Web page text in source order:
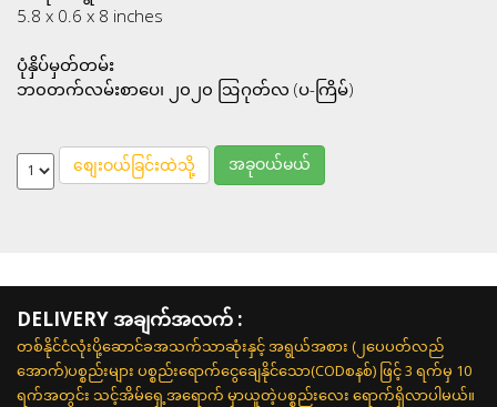
5.8 x 0.6 x 8 inches
ပုံနှိပ်မှတ်တမ်း
ဘ၀တက်လမ်းစာပေ၊ ၂၀၂၀ ဩဂုတ်လ (ပ-ကြိမ်)
စျေးဝယ်ခြင်းထဲသို့ အခုဝယ်မယ်
DELIVERY အချက်အလက် :
တစ်နိုင်ငံလုံးပို့ဆောင်ခအသက်သာဆုံးနှင့် အရွယ်အစား (၂ပေပတ်လည်
အောက်)ပစ္စည်းများ ပစ္စည်းရောက်ငွေချေနိုင်သော(CODစနစ်) ဖြင့် 3 ရက်မှ 10
ရက်အတွင်း သင့်အိမ်ရှေ့အရောက် မှာယူတဲ့ပစ္စည်းလေး ရောက်ရှိလာပါမယ်။